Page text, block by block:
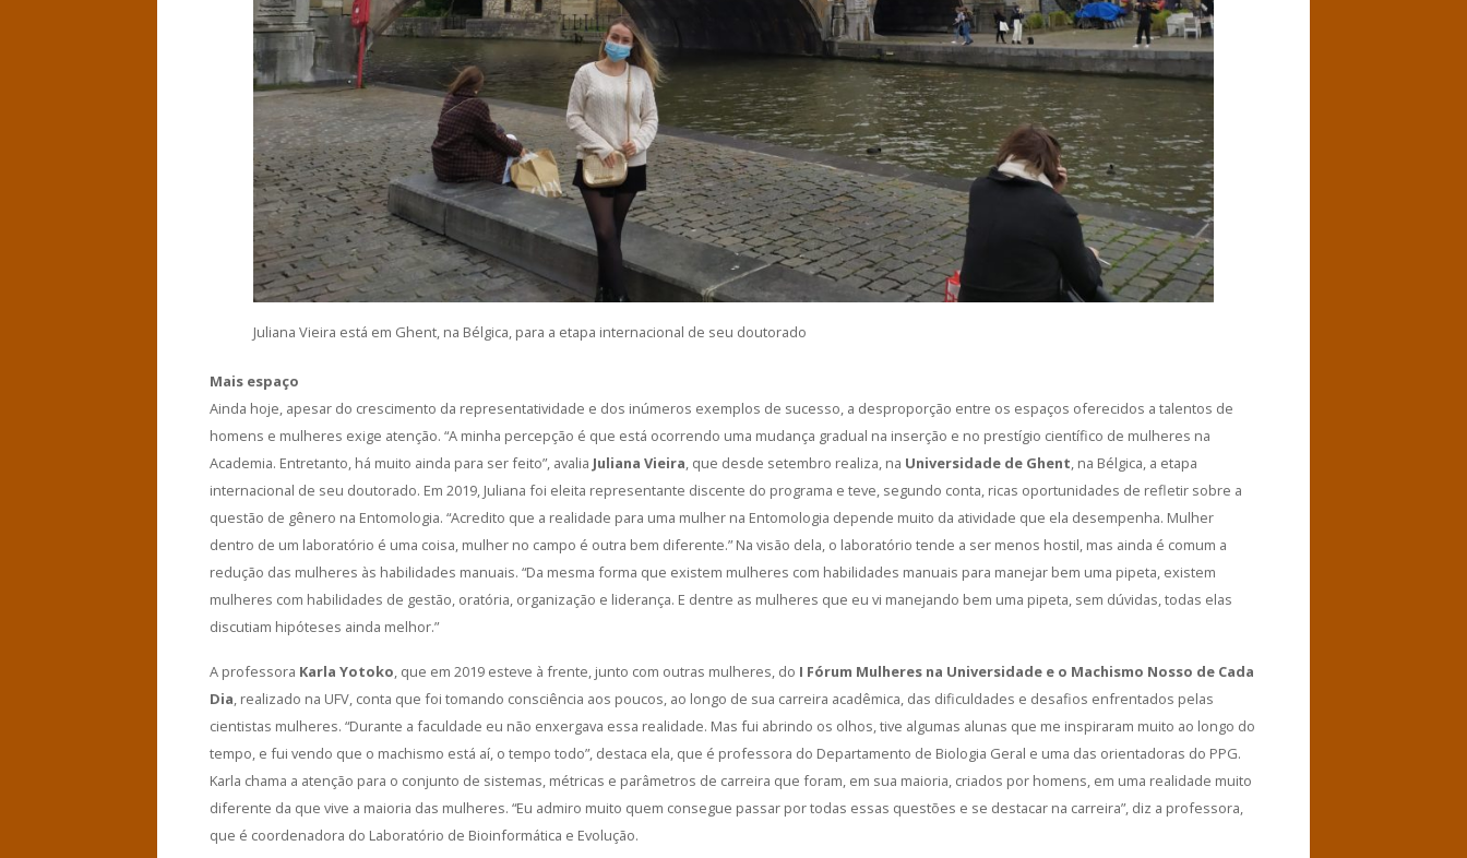
Juliana Vieira está em Ghent, na Bélgica, para a etapa internacional de seu doutorado
Mais espaço
Ainda hoje, apesar do crescimento da representatividade e dos inúmeros exemplos de sucesso, a desproporção entre os espaços oferecidos a talentos de
homens e mulheres exige atenção. “A minha percepção é que está ocorrendo uma mudança gradual na inserção e no prestígio científico de mulheres na
Academia. Entretanto, há muito ainda para ser feito”, avalia Juliana Vieira, que desde setembro realiza, na Universidade de Ghent, na Bélgica, a etapa
internacional de seu doutorado. Em 2019, Juliana foi eleita representante discente do programa e teve, segundo conta, ricas oportunidades de refletir sobre a
questão de gênero na Entomologia. “Acredito que a realidade para uma mulher na Entomologia depende muito da atividade que ela desempenha. Mulher
dentro de um laboratório é uma coisa, mulher no campo é outra bem diferente.” Na visão dela, o laboratório tende a ser menos hostil, mas ainda é comum a
redução das mulheres às habilidades manuais. “Da mesma forma que existem mulheres com habilidades manuais para manejar bem uma pipeta, existem
mulheres com habilidades de gestão, oratória, organização e liderança. E dentre as mulheres que eu vi manejando bem uma pipeta, sem dúvidas, todas elas
discutiam hipóteses ainda melhor.”
A professora Karla Yotoko, que em 2019 esteve à frente, junto com outras mulheres, do I Fórum Mulheres na Universidade e o Machismo Nosso de Cada
Dia, realizado na UFV, conta que foi tomando consciência aos poucos, ao longo de sua carreira acadêmica, das dificuldades e desafios enfrentados pelas
cientistas mulheres. “Durante a faculdade eu não enxergava essa realidade. Mas fui abrindo os olhos, tive algumas alunas que me inspiraram muito ao longo do
tempo, e fui vendo que o machismo está aí, o tempo todo”, destaca ela, que é professora do Departamento de Biologia Geral e uma das orientadoras do PPG.
Karla chama a atenção para o conjunto de sistemas, métricas e parâmetros de carreira que foram, em sua maioria, criados por homens, em uma realidade muito
diferente da que vive a maioria das mulheres. “Eu admiro muito quem consegue passar por todas essas questões e se destacar na carreira”, diz a professora,
que é coordenadora do Laboratório de Bioinformática e Evolução.